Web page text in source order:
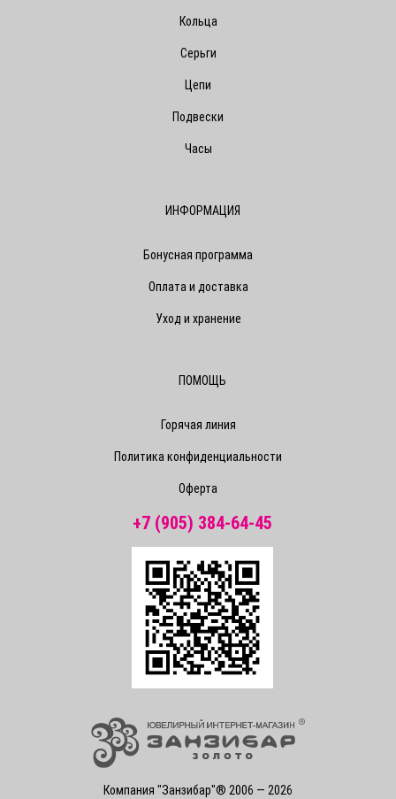
Компания "Занзибар"® 2006 — 2026
Кольца
Серьги
Цепи
Подвески
Часы
ИНФОРМАЦИЯ
Бонусная программа
Оплата и доставка
Уход и хранение
ПОМОЩЬ
Горячая линия
Политика конфиденциальности
Оферта
+7 (905) 384-64-45